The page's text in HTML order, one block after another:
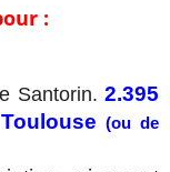
:
Santorin. 2.395
(ou de